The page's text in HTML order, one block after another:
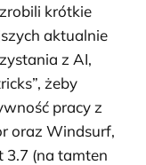
krótkie
aktualnie
z AI,
żeby
pracy z
oraz Windsurf,
3.7 (na tamten